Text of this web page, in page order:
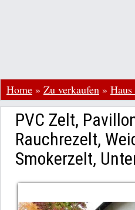
Home » Zu verkaufen »
PVC Zelt,
Rauchrezelt,
Smokerzelt,